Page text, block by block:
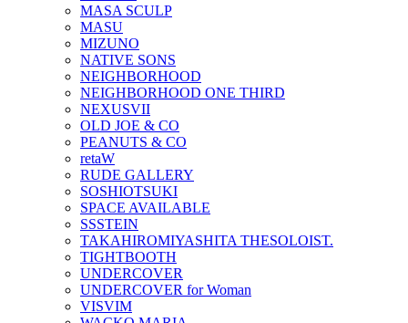
MASA SCULP
MASU
MIZUNO
NATIVE SONS
NEIGHBORHOOD
NEIGHBORHOOD ONE THIRD
NEXUSVII
OLD JOE & CO
PEANUTS & CO
retaW
RUDE GALLERY
SOSHIOTSUKI
SPACE AVAILABLE
SSSTEIN
TAKAHIROMIYASHITA THESOLOIST.
TIGHTBOOTH
UNDERCOVER
UNDERCOVER for Woman
VISVIM